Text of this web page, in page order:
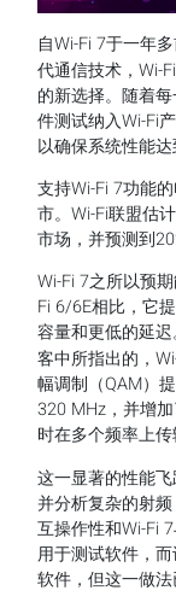
自Wi-Fi 7于一年
代通信技术，Wi-
的新选择。随着
件测试纳入Wi-Fi
以确保系统性能达
支持Wi-Fi 7功能
市。Wi-Fi联盟估
市场，并预测到
Wi-Fi 7之所以预
Fi 6/6E相比，它
容量和更低的延
客中所指出的，
幅调制（QAM）
320 MHz，并增
时在多个频率上传
这一显著的性能
并分析复杂的射
互操作性和Wi-Fi
用于测试软件，
软件，但这一做法